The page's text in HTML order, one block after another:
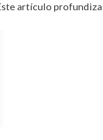
artículo